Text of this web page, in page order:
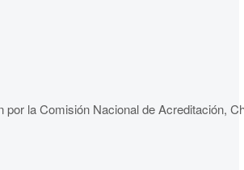
por la Comisión Nacional de Acreditación,